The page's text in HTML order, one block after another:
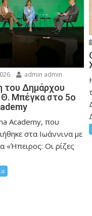
admin admin
του Δημάρχου
Θ. Μπέγκα στο 5ο
Academy, που
στα Ιωάννινα με
«Ήπειρος: Οι ρίζες